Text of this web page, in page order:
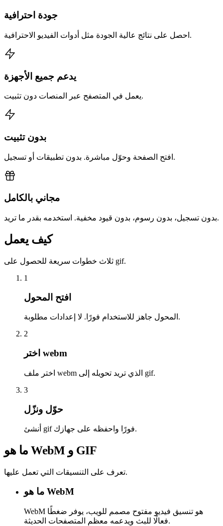
جودة احترافية
احصل على نتائج عالية الجودة مثل أدوات الفيديو الاحترافية.
يدعم جميع الأجهزة
يعمل في المتصفح عبر المنصات دون تثبيت.
بدون تثبيت
افتح الصفحة وحوّل مباشرة. بدون تطبيقات أو تسجيل.
مجاني بالكامل
بدون تسجيل، بدون رسوم، بدون قيود مخفية. استخدمه بقدر ما تريد.
كيف يعمل
ثلاث خطوات سريعة للحصول على gif.
1
افتح المحول
المحول جاهز للاستخدام فورًا. لا إعدادات مطلوبة.
2
اختر webm
اختر ملف webm الذي تريد تحويله إلى gif.
3
حوّل ونزّل
أنشئ gif فورًا واحفظه على جهازك.
ما هو WebM و GIF
تعرف على التنسيقات التي تعمل عليها.
ما هو WebM
WebM هو تنسيق فيديو مفتوح مصمم للويب، يوفر ضغطًا
فعالًا للبث ويدعمه معظم المتصفحات الحديثة.